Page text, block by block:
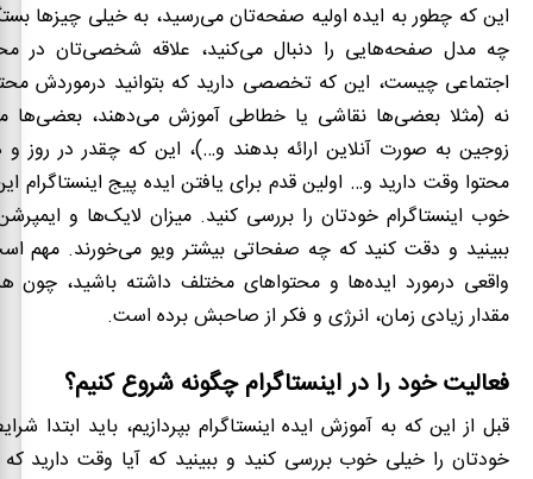
این که چطور به ایده‌ اولیه صفحه‌تان می‌رسید، به خیلی چیزها
چه مدل صفحه‌هایی را دنبال می‌کنید، علاقه شخصی‌تان در
اجتماعی چیست، این که تخصصی دارید که بتوانید درموردش
نه (مثلا بعضی‌ها نقاشی یا خطاطی آموزش می‌دهند، بعضی‌ها
زوجین به صورت آنلاین ارائه بدهند و…)، این که چقدر در روز و
محتوا وقت دارید و… اولین قدم برای یافتن ایده پیج
خوب اینستاگرام خودتان را بررسی کنید. میزان لایک‌ها و
ببینید و دقت کنید که چه صفحاتی بیشتر ویو می‌خورند. مهم
واقعی درمورد ایده‌ها و محتواهای مختلف داشته باشید،
مقدار زیادی زمان، انرژی و فکر از صاحبش برده است.
فعالیت خود را در اینستاگرام چگونه شروع کنیم؟
قبل از این که به آموزش ایده اینستاگرام بپردازیم، باید ابتدا
خودتان را خیلی خوب بررسی کنید و ببینید که آیا وقت دارید که